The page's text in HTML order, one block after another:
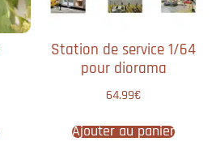
Station de service 1/64
pour diorama
64.99€
Ajouter au panier